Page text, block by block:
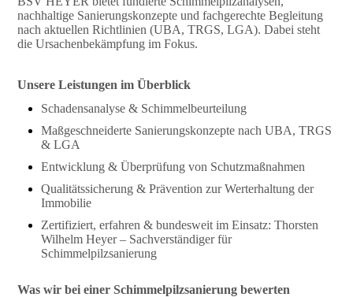
nachhaltige Sanierungskonzepte und fachgerechte Begleitung
nach aktuellen Richtlinien (UBA, TRGS, LGA). Dabei steht
die Ursachenbekämpfung im Fokus.
Unsere Leistungen im Überblick
Schadensanalyse & Schimmelbeurteilung
Maßgeschneiderte Sanierungskonzepte nach UBA, TRGS
& LGA
Entwicklung & Überprüfung von Schutzmaßnahmen
Qualitätssicherung & Prävention zur Werterhaltung der
Immobilie
Zertifiziert, erfahren & bundesweit im Einsatz: Thorsten
Wilhelm Heyer – Sachverständiger für
Schimmelpilzsanierung
Was wir bei einer Schimmelpilzsanierung bewerten